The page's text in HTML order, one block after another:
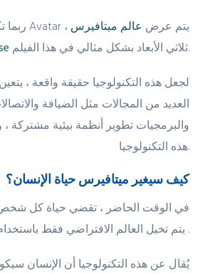
ربما تكون قد شاهدت فيلم Avatar ، يتم عرض عالم ميتافيرس
ثلاثي الأبعاد بشكل مثالي في هذا الفيلم.
لجعل هذه التكنولوجيا حقيقة واقعة ،
العديد من المجالات مثل الضيافة
والبرمجيات تطوير أنظمة بيئية مشتركة
هذه التكنولوجيا.
كيف سيغير ميتافيرس حياة الإنسان؟
في الوقت الحاضر ، تقضي حياة كل شخص
يتم تخيل العالم الافتراضي فقط .
يُقال عن هذه التكنولوجيا أن الإنسان